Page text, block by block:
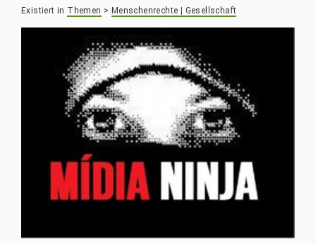
Existiert in Themen > Menschenrechte | Gesellschaft